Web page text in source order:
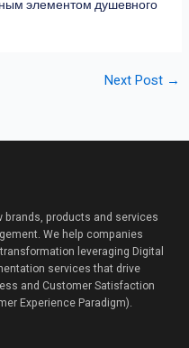
элементом душевного
Next Post →
brands, products and services
We help companies
leveraging Digital
services that drive
and Customer Satisfaction
Experience Paradigm).